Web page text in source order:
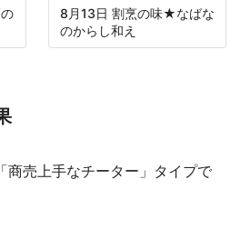
8月13日 割烹の味★なばな
のからし和え
商売上手なチーター」タイプで